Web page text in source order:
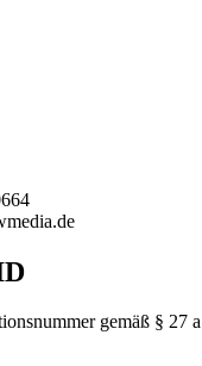
gemäß § 27 a